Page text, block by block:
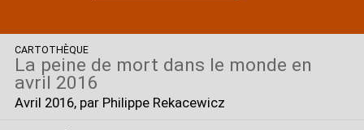
CARTOTHÈQUE
La peine de mort dans le monde en
avril 2016
Avril 2016, par Philippe Rekacewicz